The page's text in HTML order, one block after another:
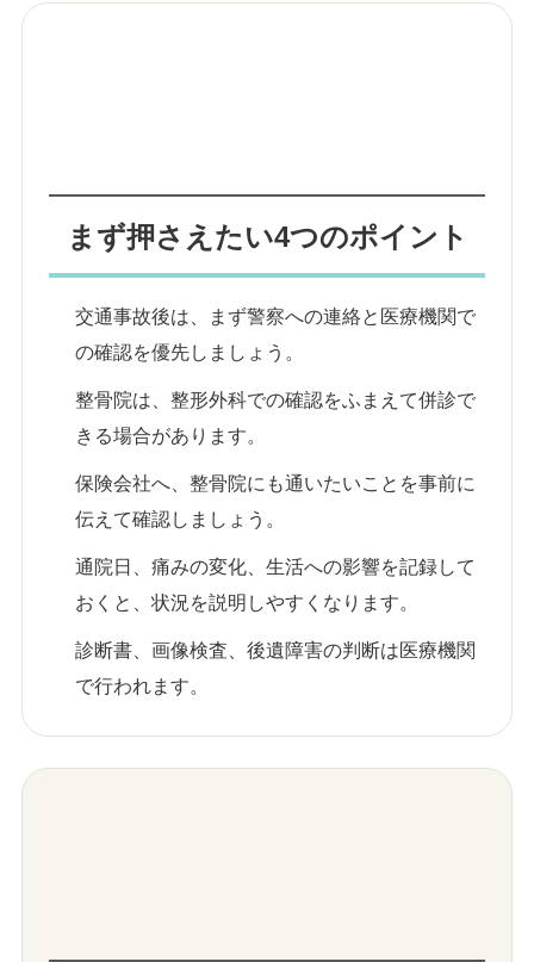
まず押さえたい4つのポイント
交通事故後は、まず警察への連絡と医療機関で
の確認を優先しましょう。
整骨院は、整形外科での確認をふまえて併診で
きる場合があります。
保険会社へ、整骨院にも通いたいことを事前に
伝えて確認しましょう。
通院日、痛みの変化、生活への影響を記録して
おくと、状況を説明しやすくなります。
診断書、画像検査、後遺障害の判断は医療機関
で行われます。